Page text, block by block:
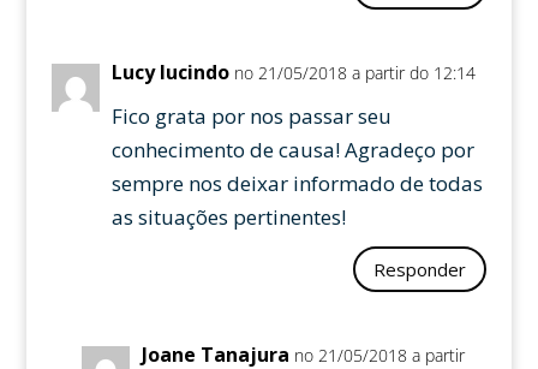
Lucy lucindo no 21/05/2018 a partir do 12:14
Fico grata por nos passar seu
conhecimento de causa! Agradeço por
sempre nos deixar informado de todas
as situações pertinentes!
Responder
Joane Tanajura no 21/05/2018 a partir